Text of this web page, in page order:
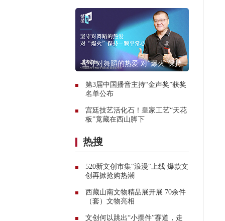
坚守对舞蹈的热爱 对“爆火”保持一颗
第3届中国播音主持“金声奖”获奖
名单公布
宫廷技艺活化石！皇家工艺“天花
板”竟藏在西山脚下
热搜
520新文创市集"浪漫"上线 爆款文
创再掀抢购热潮
西藏山南文物精品展开展 70余件
（套）文物亮相
文创何以跳出“小摆件”赛道，走